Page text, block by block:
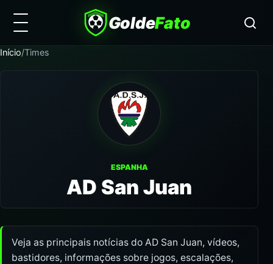
GoldeFato
Início/Times
ESPANHA
AD San Juan
Veja as principais notícias do AD San Juan, vídeos,
bastidores, informações sobre jogos, escalações,